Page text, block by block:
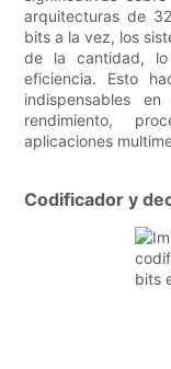
arquitecturas de
bits a la vez, los
de la cantidad,
eficiencia. Esto
indispensables
rendimiento,
aplicaciones
Codificador y